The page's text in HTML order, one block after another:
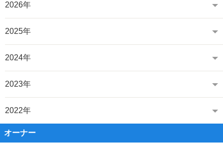
2026年
2025年
2024年
2023年
2022年
オーナー